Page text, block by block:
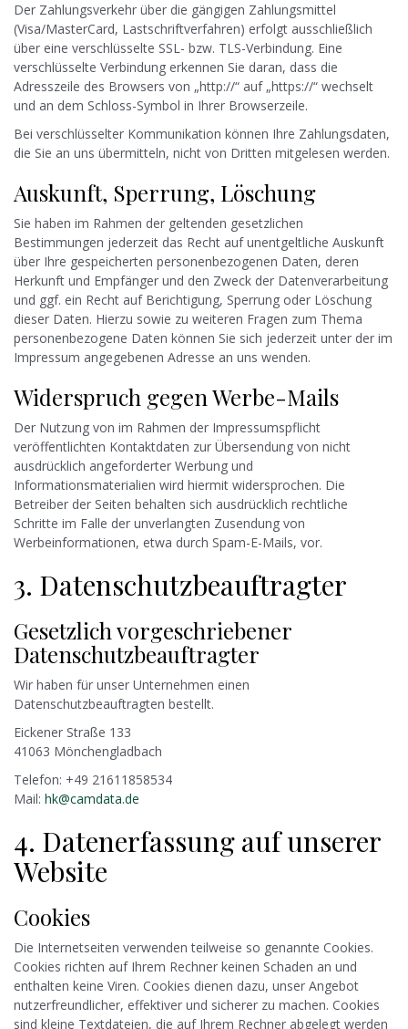
Der Zahlungsverkehr über die gängigen Zahlungsmittel
(Visa/MasterCard, Lastschriftverfahren) erfolgt ausschließlich
über eine verschlüsselte SSL- bzw. TLS-Verbindung. Eine
verschlüsselte Verbindung erkennen Sie daran, dass die
Adresszeile des Browsers von „http://“ auf „https://“ wechselt
und an dem Schloss-Symbol in Ihrer Browserzeile.
Bei verschlüsselter Kommunikation können Ihre Zahlungsdaten,
die Sie an uns übermitteln, nicht von Dritten mitgelesen werden.
Auskunft, Sperrung, Löschung
Sie haben im Rahmen der geltenden gesetzlichen
Bestimmungen jederzeit das Recht auf unentgeltliche Auskunft
über Ihre gespeicherten personenbezogenen Daten, deren
Herkunft und Empfänger und den Zweck der Datenverarbeitung
und ggf. ein Recht auf Berichtigung, Sperrung oder Löschung
dieser Daten. Hierzu sowie zu weiteren Fragen zum Thema
personenbezogene Daten können Sie sich jederzeit unter der im
Impressum angegebenen Adresse an uns wenden.
Widerspruch gegen Werbe-Mails
Der Nutzung von im Rahmen der Impressumspflicht
veröffentlichten Kontaktdaten zur Übersendung von nicht
ausdrücklich angeforderter Werbung und
Informationsmaterialien wird hiermit widersprochen. Die
Betreiber der Seiten behalten sich ausdrücklich rechtliche
Schritte im Falle der unverlangten Zusendung von
Werbeinformationen, etwa durch Spam-E-Mails, vor.
3. Datenschutzbeauftragter
Gesetzlich vorgeschriebener
Datenschutzbeauftragter
Wir haben für unser Unternehmen einen
Datenschutzbeauftragten bestellt.
Eickener Straße 133
41063 Mönchengladbach
Telefon: +49 21611858534
Mail: hk@camdata.de
4. Datenerfassung auf unserer
Website
Cookies
Die Internetseiten verwenden teilweise so genannte Cookies.
Cookies richten auf Ihrem Rechner keinen Schaden an und
enthalten keine Viren. Cookies dienen dazu, unser Angebot
nutzerfreundlicher, effektiver und sicherer zu machen. Cookies
sind kleine Textdateien, die auf Ihrem Rechner abgelegt werden